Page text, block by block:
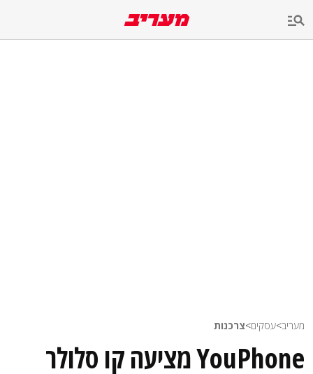
מעריב>עסקים>צרכנות
YouPhone מציעה קו סלולר